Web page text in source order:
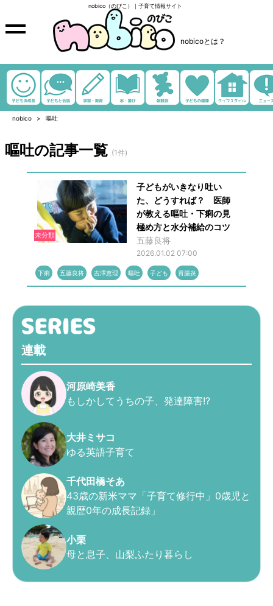
nobico（のびこ）｜子育て情報サイト
nobicoとは？
nobico 嘔吐
嘔吐の記事一覧 (1件)
未分類
子どもがいきなり吐い
た、どうすれば？ 医師
が教える嘔吐・下痢の見
極め方と水分補給のコツ
五藤良将
2026.01.02 07:00
下痢 五藤良将 吉澤恵理 嘔吐 子ども 胃腸炎
連載
河原崎美香
もしかしてうちの子、発達障害!?
大井ミサコ
ゆる英語子育て
千代田橋そあ
43歳の新米ママ「子育て修行中」0歳児と
親歴0年の成長記録」
小栗
母と息子、山梨ふたり暮らし